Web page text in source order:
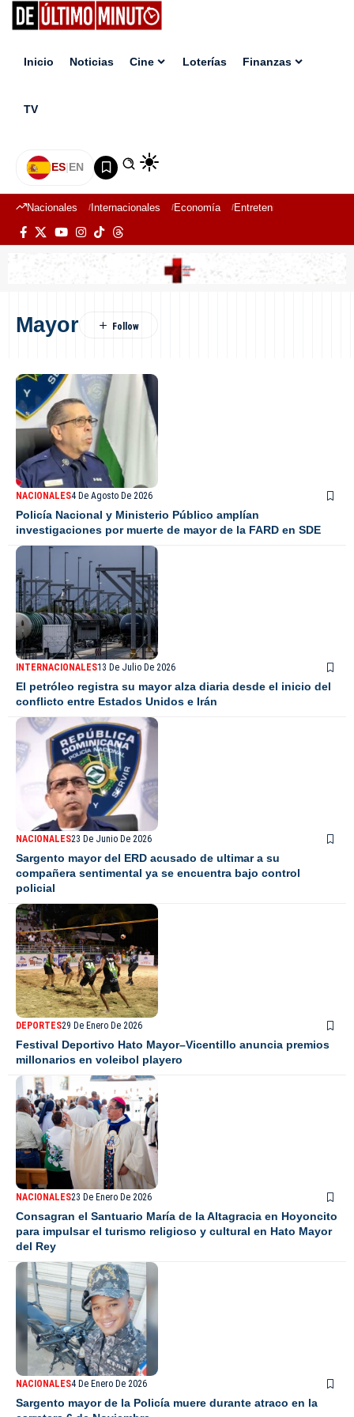
Inicio Noticias Cine Loterías Finanzas
TV
ES|EN
Nacionales Internacionales Economía Entretenimiento
Mayor
NACIONALES4 De Agosto De 2026
Policía Nacional y Ministerio Público amplían
investigaciones por muerte de mayor de la FARD en SDE
INTERNACIONALES13 De Julio De 2026
El petróleo registra su mayor alza diaria desde el inicio del
conflicto entre Estados Unidos e Irán
NACIONALES23 De Junio De 2026
Sargento mayor del ERD acusado de ultimar a su
compañera sentimental ya se encuentra bajo control
policial
DEPORTES29 De Enero De 2026
Festival Deportivo Hato Mayor–Vicentillo anuncia premios
millonarios en voleibol playero
NACIONALES23 De Enero De 2026
Consagran el Santuario María de la Altagracia en Hoyoncito
para impulsar el turismo religioso y cultural en Hato Mayor
del Rey
NACIONALES4 De Enero De 2026
Sargento mayor de la Policía muere durante atraco en la